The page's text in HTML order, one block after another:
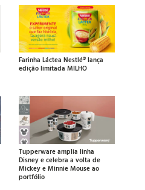
Farinha Láctea Nestlé® lança
edição limitada MILHO
Tupperware amplia linha
Disney e celebra a volta de
Mickey e Minnie Mouse ao
portfólio